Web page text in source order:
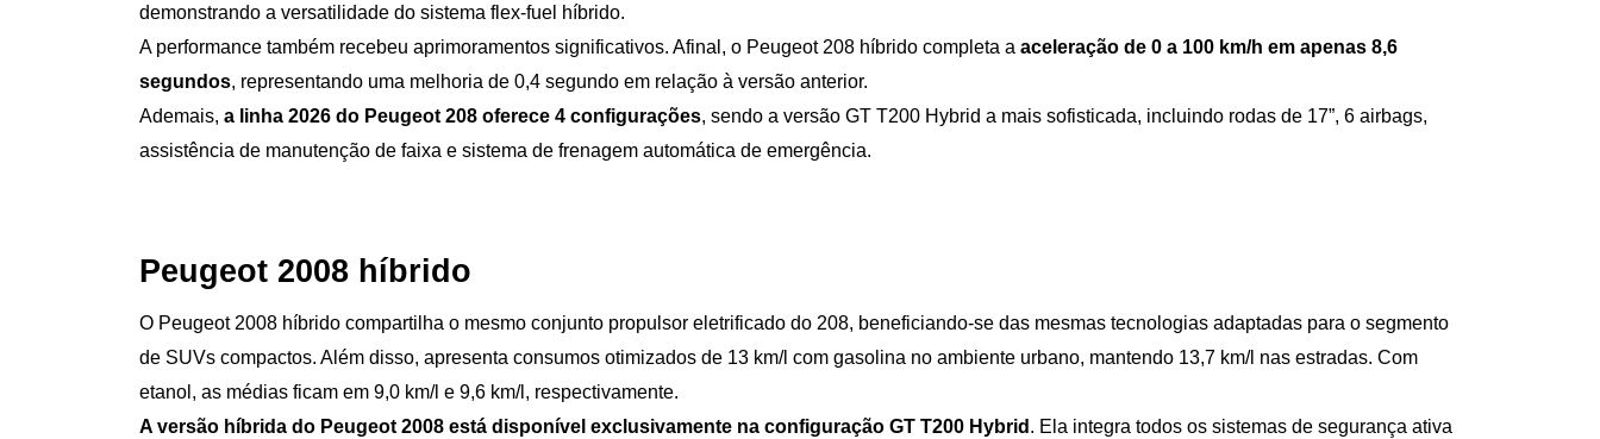
demonstrando a versatilidade do sistema flex-fuel híbrido.
A performance também recebeu aprimoramentos significativos. Afinal, o Peugeot 208 híbrido completa a aceleração de 0 a 100 km/h em apenas 8,6
segundos, representando uma melhoria de 0,4 segundo em relação à versão anterior.
Ademais, a linha 2026 do Peugeot 208 oferece 4 configurações, sendo a versão GT T200 Hybrid a mais sofisticada, incluindo rodas de 17”, 6 airbags,
assistência de manutenção de faixa e sistema de frenagem automática de emergência.
Peugeot 2008 híbrido
O Peugeot 2008 híbrido compartilha o mesmo conjunto propulsor eletrificado do 208, beneficiando-se das mesmas tecnologias adaptadas para o segmento
de SUVs compactos. Além disso, apresenta consumos otimizados de 13 km/l com gasolina no ambiente urbano, mantendo 13,7 km/l nas estradas. Com
etanol, as médias ficam em 9,0 km/l e 9,6 km/l, respectivamente.
A versão híbrida do Peugeot 2008 está disponível exclusivamente na configuração GT T200 Hybrid . Ela integra todos os sistemas de segurança ativa